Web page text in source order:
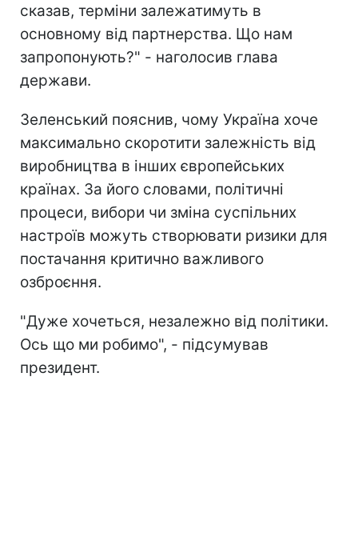
сказав, терміни залежатимуть в
основному від партнерства. Що нам
запропонують?" - наголосив глава
держави.
Зеленський пояснив, чому Україна хоче
максимально скоротити залежність від
виробництва в інших європейських
країнах. За його словами, політичні
процеси, вибори чи зміна суспільних
настроїв можуть створювати ризики для
постачання критично важливого
озброєння.
"Дуже хочеться, незалежно від політики.
Ось що ми робимо", - підсумував
президент.